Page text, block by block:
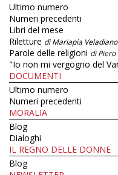
Ultimo numero
Numeri precedenti
Libri del mese
Riletture di Mariapia Veladiano
Parole delle religioni di Piero
"Io non mi vergogno del
DOCUMENTI
Ultimo numero
Numeri precedenti
MORALIA
Blog
Dialoghi
IL REGNO DELLE DONNE
Blog